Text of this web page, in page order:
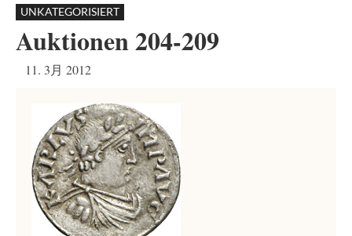
UNKATEGORISIERT
Auktionen 204-209
11. 3月 2012